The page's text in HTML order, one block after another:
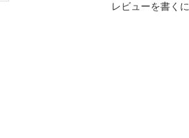
レビューを書く